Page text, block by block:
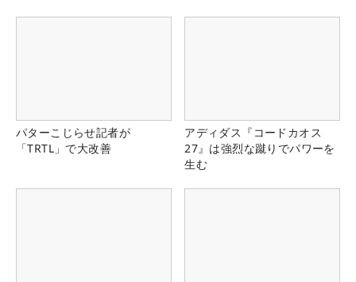
パターこじらせ記者が
「TRTL」で大改善
アディダス『コードカオス
27』は強烈な蹴りでパワーを
生む